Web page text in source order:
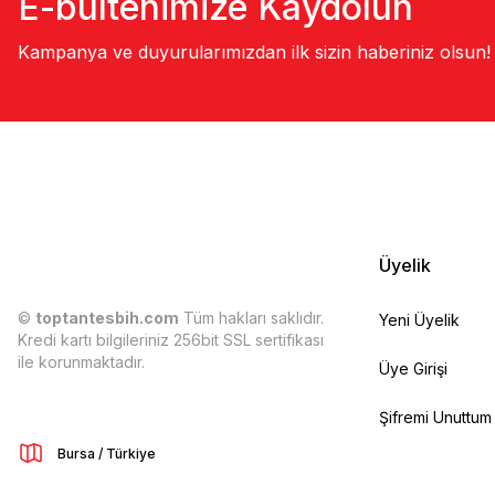
Kampanya ve duyurularımızdan ilk sizin haberiniz olsun!
© toptantesbih.com Tüm hakları saklıdır.
Kredi kartı bilgileriniz 256bit SSL sertifikası
ile korunmaktadır.
Bursa / Türkiye
Üyelik
Yeni Üyelik
Üye Girişi
Şifremi Unuttum